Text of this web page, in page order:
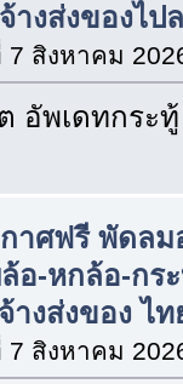
างส่งของไป
7 สิงหาคม
อัพเดทกระทู้
กาศฟรี พัดล
อ-หกล้อ-กร
างส่งของ ไท
7 สิงหาคม